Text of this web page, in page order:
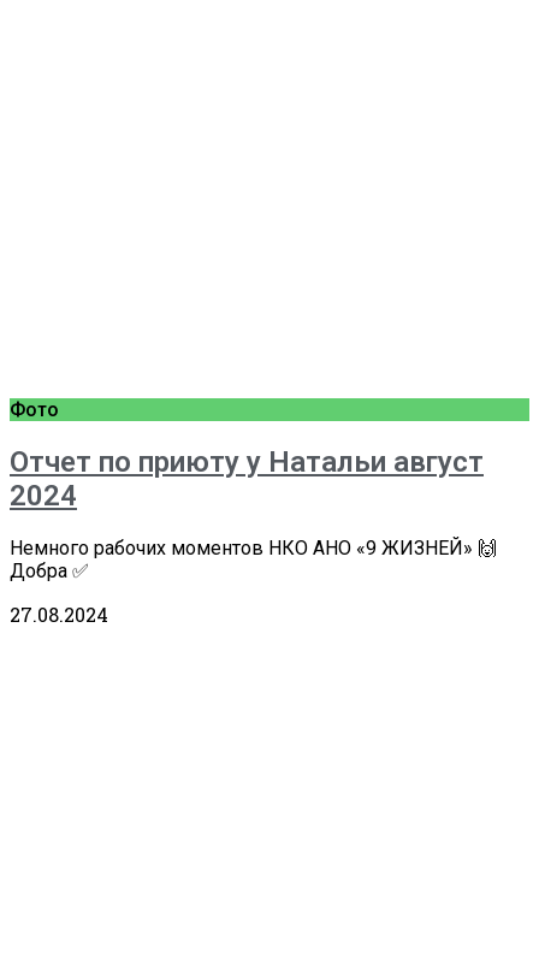
Фото
Отчет по приюту у Натальи август
2024
Немного рабочих моментов НКО АНО «9 ЖИЗНЕЙ» 🙌
Добра ✅
27.08.2024